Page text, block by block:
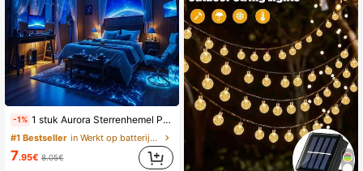
-1% 1 stuk Aurora Sterrenhemel Projectielamp, LED Draaiende Aurora Plafondlamp, Galaxy Projectielamp met Afstandsbediening, USB-voeding, Nevel Projectielamp, Geschikt voor Feestjes, Vakantie, Valentijnsdag, Slaapkamer, Kamer, Plafond, Muur, Woonkamer, Verjaardagsdecoratie
#1 Bestseller in Werkt op batterijen (knoopcelbatterij) Decorati
7.95€ 8.05€